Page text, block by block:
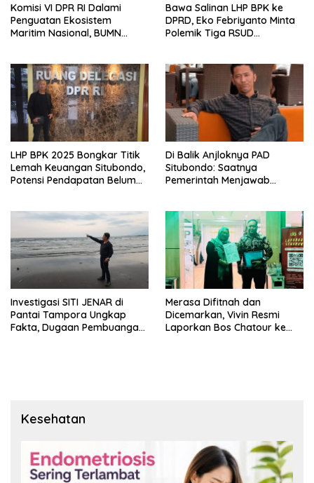
Komisi VI DPR RI Dalami
Penguatan Ekosistem
Maritim Nasional, BUMN
Bawa Salinan LHP BPK ke
DPRD, Eko Febriyanto Minta
Polemik Tiga RSUD
LHP BPK 2025 Bongkar Titik
Lemah Keuangan Situbondo,
Potensi Pendapatan Belum
Di Balik Anjloknya PAD
Situbondo: Saatnya
Pemerintah Menjawab
Investigasi SITI JENAR di
Pantai Tampora Ungkap
Fakta, Dugaan Pembuangan
Merasa Difitnah dan
Dicemarkan, Vivin Resmi
Laporkan Bos Chatour ke
Kesehatan